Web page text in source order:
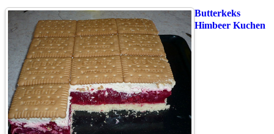
Butterkeks
Himbeer Kuchen